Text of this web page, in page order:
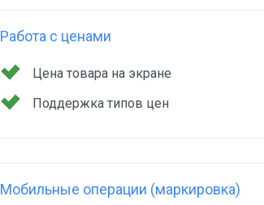
Работа с ценами
Цена товара на экране
Поддержка типов цен
Мобильные операции (маркировка)